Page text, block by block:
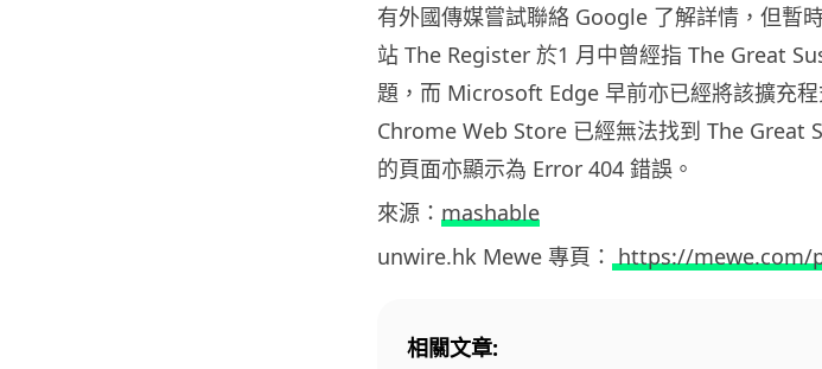
有外國傳媒嘗試聯絡 Google 了解詳情，但暫
站 The Register 於1 月中曾經指 The Great
題，而 Microsoft Edge 早前亦已經將該擴充
Chrome Web Store 已經無法找到 The Great
的頁面亦顯示為 Error 404 錯誤。
來源： mashable
unwire.hk Mewe 專頁： https://mewe.com/
相關文章: